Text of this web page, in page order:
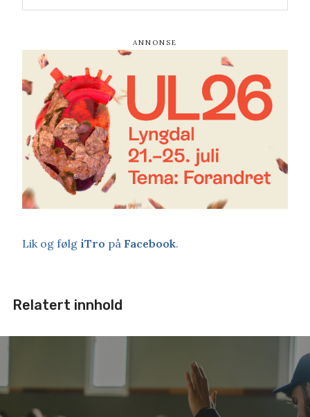
Lik og følg iTro på Facebook.
Relatert innhold